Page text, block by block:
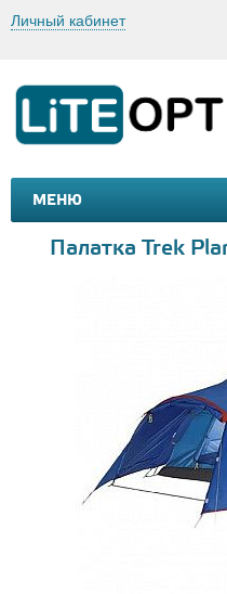
Личный кабинет
МЕНЮ
МАШИНКИ И
Палатка Trek